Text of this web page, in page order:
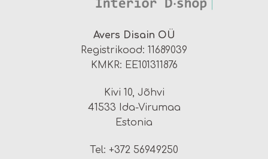
Avers Disain OÜ
Registrikood: 11689039
KMKR: EE101311876
Kivi 10, Jõhvi
41533 Ida-Virumaa
Estonia
Tel: +372 56949250